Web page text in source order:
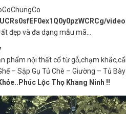
đẹp và đa dạng mẫu mã…
phẩm nội thất cổ từ gỗ,chạm
– Sập Gụ Tủ Chè – Giường – Tủ
Lộc Thọ Khang Ninh !!